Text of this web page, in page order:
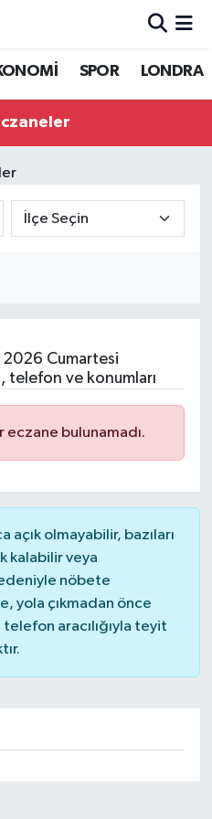
SPOR LONDRA
Cumartesi
telefon ve konumları
bulunamadı.
olmayabilir, bazıları
kalabilir veya
nöbete
yola çıkmadan önce
aracılığıyla teyit